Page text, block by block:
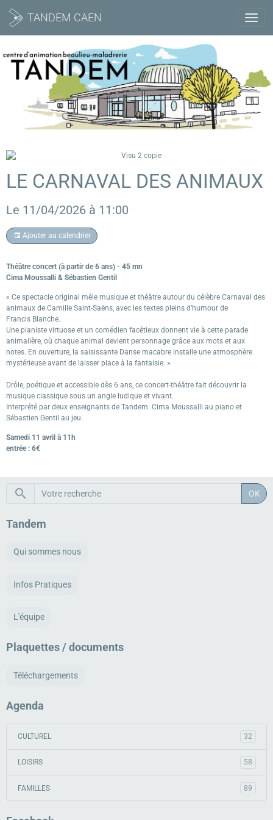
TANDEM CAEN
LE CARNAVAL DES ANIMAUX
Le 11/04/2026 à 11:00
Ajouter au calendrier
Théâtre concert (à partir de 6 ans) - 45 mn
Cima Moussalli & Sébastien Gentil
« Ce spectacle original mêle musique et théâtre autour du célèbre Carnaval des
animaux de Camille Saint-Saëns, avec les textes pleins d’humour de
Francis Blanche.
Une pianiste virtuose et un comédien facétieux donnent vie à cette parade
animalière, où chaque animal devient personnage grâce aux mots et aux
notes. En ouverture, la saisissante Danse macabre installe une atmosphère
mystérieuse avant de laisser place à la fantaisie. »
Drôle, poétique et accessible dès 6 ans, ce concert-théâtre fait découvrir la
musique classique sous un angle ludique et vivant.
Interprété par deux enseignants de Tandem: Cima Moussalli au piano et
Sébastien Gentil au jeu.
Samedi 11 avril à 11h
entrée : 6€
OK
Tandem
Qui sommes nous
Infos Pratiques
L'équipe
Plaquettes / documents
Téléchargements
Agenda
CULTUREL 32
LOISIRS 58
FAMILLES 89